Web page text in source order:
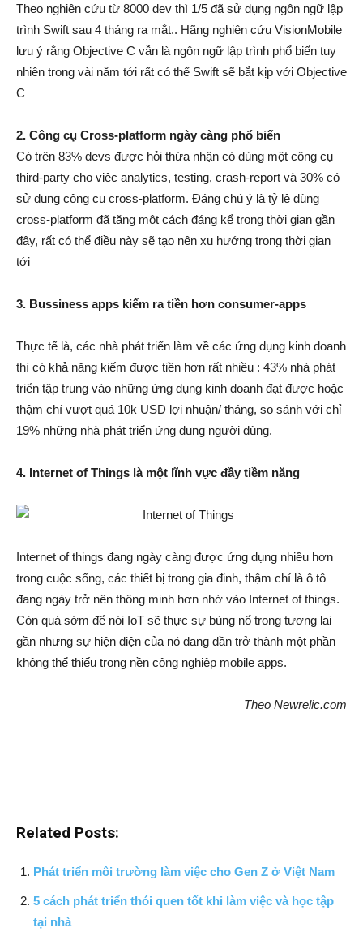
Theo nghiên cứu từ 8000 dev thì 1/5 đã sử dụng ngôn ngữ lập
trình Swift sau 4 tháng ra mắt.. Hãng nghiên cứu VisionMobile
lưu ý rằng Objective C vẫn là ngôn ngữ lập trình phổ biến tuy
nhiên trong vài năm tới rất có thể Swift sẽ bắt kịp với Objective
C
2. Công cụ Cross-platform ngày càng phổ biến
Có trên 83% devs được hỏi thừa nhận có dùng một công cụ
third-party cho việc analytics, testing, crash-report và 30% có
sử dụng công cụ cross-platform. Đáng chú ý là tỷ lệ dùng
cross-platform đã tăng một cách đáng kể trong thời gian gần
đây, rất có thể điều này sẽ tạo nên xu hướng trong thời gian
tới
3. Bussiness apps kiếm ra tiền hơn consumer-apps
Thực tế là, các nhà phát triển làm về các ứng dụng kinh doanh
thì có khả năng kiếm được tiền hơn rất nhiều : 43% nhà phát
triển tập trung vào những ứng dụng kinh doanh đạt được hoặc
thậm chí vượt quá 10k USD lợi nhuận/ tháng, so sánh với chỉ
19% những nhà phát triển ứng dụng người dùng.
4. Internet of Things là một lĩnh vực đầy tiềm năng
Internet of things đang ngày càng được ứng dụng nhiều hơn
trong cuộc sống, các thiết bị trong gia đinh, thậm chí là ô tô
đang ngày trở nên thông minh hơn nhờ vào Internet of things.
Còn quá sớm để nói IoT sẽ thực sự bùng nổ trong tương lai
gần nhưng sự hiện diện của nó đang dần trở thành một phần
không thể thiếu trong nền công nghiệp mobile apps.
Theo Newrelic.com
Related Posts:
Phát triển môi trường làm việc cho Gen Z ở Việt Nam
5 cách phát triển thói quen tốt khi làm việc và học tập
tại nhà